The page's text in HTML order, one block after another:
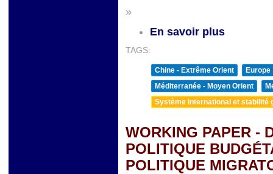
»
En savoir plus
TAGS:
Chine - Extrême Orient
Europe
Méditerranée - Moyen Orient
Système international et stabilité
WORKING PAPER -
POLITIQUE
POLITIQUE